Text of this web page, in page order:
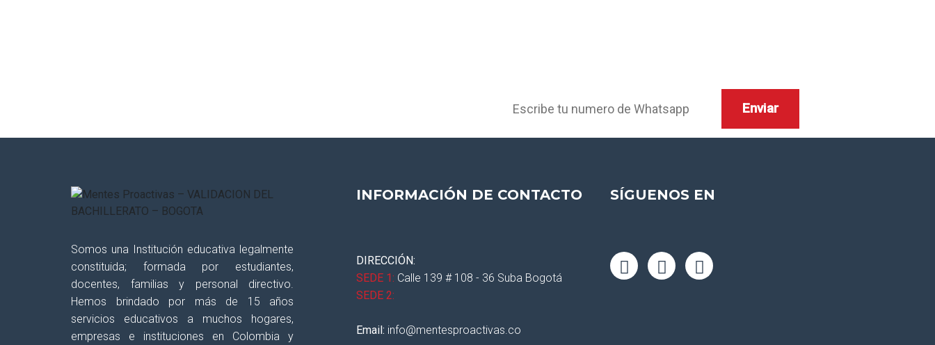
Somos una Institución educativa legalmente
constituida; formada por estudiantes,
docentes, familias y personal directivo.
Hemos brindado por más de 15 años
servicios educativos a muchos hogares,
empresas e instituciones en Colombia y
INFORMACIÓN DE CONTACTO
DIRECCIÓN:
SEDE 1: Calle 139 # 108 - 36 Suba Bogotá
SEDE 2:
Email: info@mentesproactivas.co
SÍGUENOS EN